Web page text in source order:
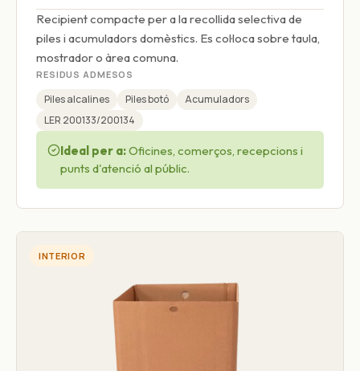
Recipient compacte per a la recollida selectiva de
piles i acumuladors domèstics. Es col·loca sobre taula,
mostrador o àrea comuna.
RESIDUS ADMESOS
Piles alcalines Piles botó
Acumuladors
LER 200133/200134
Ideal per a:Oficines, comerços, recepcions i
punts d'atenció al públic.
INTERIOR